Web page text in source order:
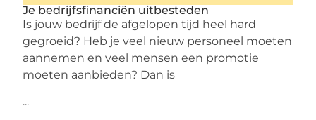
Je bedrijfsfinanciën uitbesteden
Is jouw bedrijf de afgelopen tijd heel hard
gegroeid? Heb je veel nieuw personeel moeten
aannemen en veel mensen een promotie
moeten aanbieden? Dan is
...